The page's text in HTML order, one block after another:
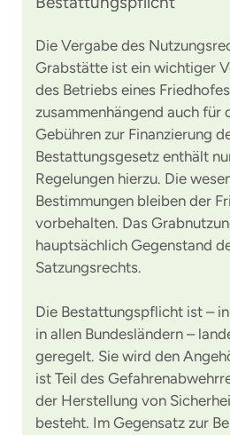
Die Vergabe des
Grabstätte ist ein wichtiger
des Betriebs eines
zusammenhängend auch für
Gebühren zur Finanzierung
Bestattungsgesetz enthält
Regelungen hierzu. Die
Bestimmungen bleiben der
vorbehalten. Das
hauptsächlich Gegenstand
Satzungsrechts.
Die Bestattungspflicht ist –
in allen Bundesländern –
geregelt. Sie wird den
ist Teil des
der Herstellung von
besteht. Im Gegensatz zur